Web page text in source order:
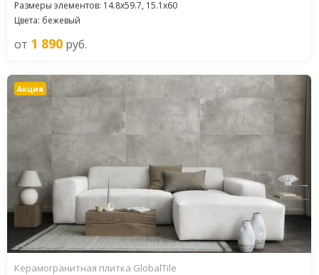
Размеры элементов: 14.8x59.7, 15.1x60
Цвета: бежевый
от 1 890 руб.
Акция
Керамогранитная плитка GlobalTile